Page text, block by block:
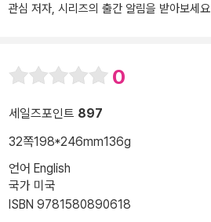
관심 저자, 시리즈의 출간 알림을 받아보세요
0
세일즈포인트 897
32쪽198*246mm136g
언어 English
국가 미국
ISBN 9781580890618